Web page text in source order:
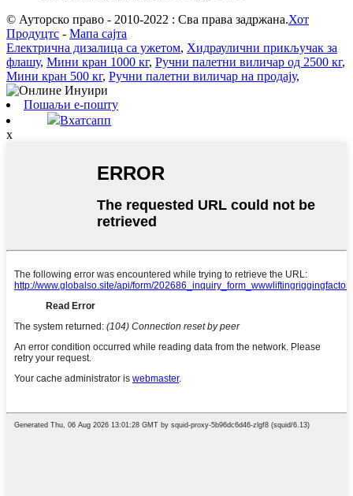
© Ауторско право - 2010-2022 : Сва права задржана.Хот
Продуцтс - Мапа сајта
Електрична дизалица са ужетом, Хидраулични прикључак за
флашу, Мини кран 1000 кг, Ручни палетни виличар од 2500 кг,
Мини кран 500 кг, Ручни палетни виличар на продају,
Пошаљи е-пошту
Вхатсапп
x